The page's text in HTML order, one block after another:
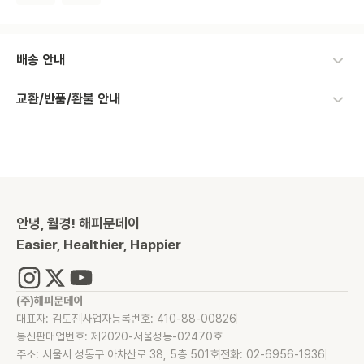
배송 안내
교환/반품/환불 안내
안녕, 월경! 해피문데이
Easier, Healthier, Happier
(주)해피문데이
대표자: 김도진사업자등록번호: 410-88-00826
통신판매업번호: 제2020-서울성동-02470호
주소: 서울시 성동구 아차산로 38, 5층 501호전화: 02-6956-1936